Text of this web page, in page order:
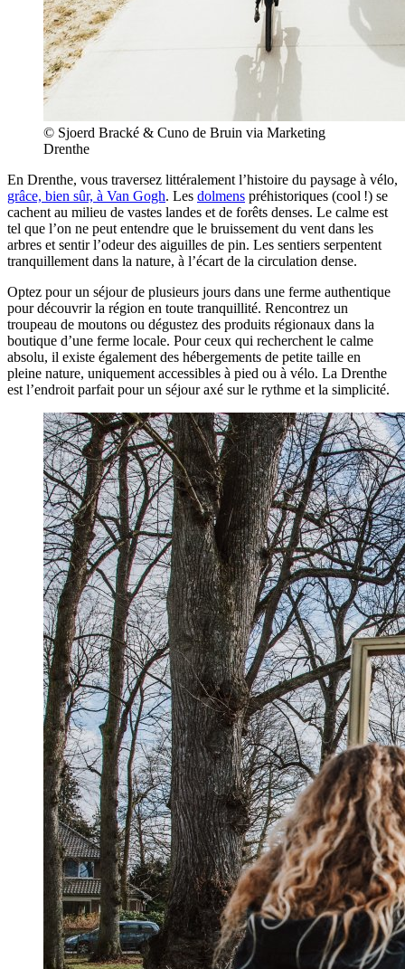
© Sjoerd Bracké & Cuno de Bruin via Marketing
Drenthe
En Drenthe, vous traversez littéralement l’histoire du paysage à vélo,
grâce, bien sûr, à Van Gogh. Les dolmens préhistoriques (cool !) se
cachent au milieu de vastes landes et de forêts denses. Le calme est
tel que l’on ne peut entendre que le bruissement du vent dans les
arbres et sentir l’odeur des aiguilles de pin. Les sentiers serpentent
tranquillement dans la nature, à l’écart de la circulation dense.
Optez pour un séjour de plusieurs jours dans une ferme authentique
pour découvrir la région en toute tranquillité. Rencontrez un
troupeau de moutons ou dégustez des produits régionaux dans la
boutique d’une ferme locale. Pour ceux qui recherchent le calme
absolu, il existe également des hébergements de petite taille en
pleine nature, uniquement accessibles à pied ou à vélo. La Drenthe
est l’endroit parfait pour un séjour axé sur le rythme et la simplicité.